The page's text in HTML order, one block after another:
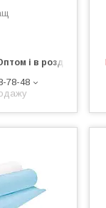
і в роздріб
78-48